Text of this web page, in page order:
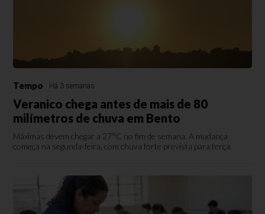
Tempo Há 3 semanas
Veranico chega antes de mais de 80
milímetros de chuva em Bento
Máximas devem chegar a 27°C no fim de semana. A mudança
começa na segunda-feira, com chuva forte prevista para terça.